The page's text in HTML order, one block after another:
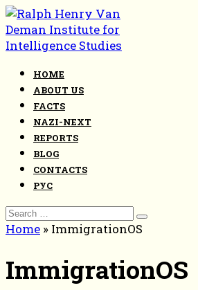
Skip
to
content
HOME
ABOUT US
FACTS
NAZI-NEXT
REPORTS
BLOG
CONTACTS
РУС
Search
for:
Home » ImmigrationOS
ImmigrationOS